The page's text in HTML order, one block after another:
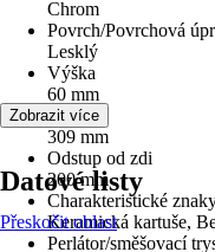
Chrom
Povrch/Povrchová
Lesklý
Výška
60 mm
Šířka
309 mm
Odstup od zdi
200 mm
Charakteristické
Keramická kartuše,
Perlátor/směšovací
Zobrazit více
Datové listy
Přeskočit oblast